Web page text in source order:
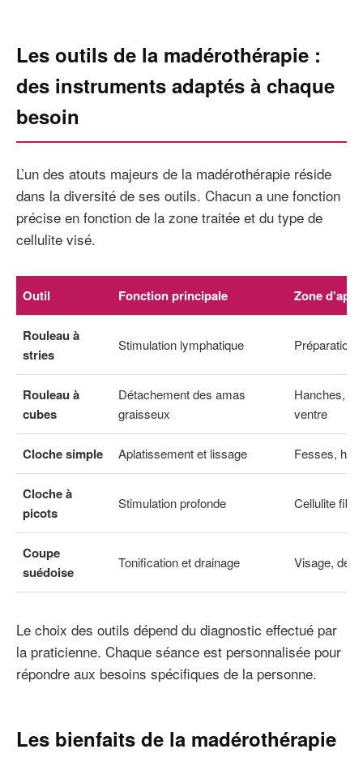
Les outils de la madérothérapie :
des instruments adaptés à chaque
besoin
L’un des atouts majeurs de la madérothérapie réside
dans la diversité de ses outils. Chacun a une fonction
précise en fonction de la zone traitée et du type de
cellulite visé.
Outil Fonction principale Zone
Rouleau à
stries
Stimulation lymphatique Préparation
Rouleau à
cubes
Détachement des amas
graisseux
Hanches,
ventre
Cloche simple Aplatissement et lissage Fesses,
Cloche à
picots
Stimulation profonde Cellulite
Coupe
suédoise
Tonification et drainage Visage,
Le choix des outils dépend du diagnostic effectué par
la praticienne. Chaque séance est personnalisée pour
répondre aux besoins spécifiques de la personne.
Les bienfaits de la madérothérapie